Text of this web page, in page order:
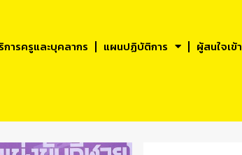
การครูและบุคลากร แผนปฏิบัติการ ผู้สนใจเข้